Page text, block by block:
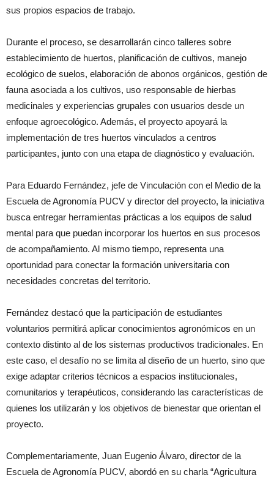
sus propios espacios de trabajo.
Durante el proceso, se desarrollarán cinco talleres sobre
establecimiento de huertos, planificación de cultivos, manejo
ecológico de suelos, elaboración de abonos orgánicos, gestión de
fauna asociada a los cultivos, uso responsable de hierbas
medicinales y experiencias grupales con usuarios desde un
enfoque agroecológico. Además, el proyecto apoyará la
implementación de tres huertos vinculados a centros
participantes, junto con una etapa de diagnóstico y evaluación.
Para Eduardo Fernández, jefe de Vinculación con el Medio de la
Escuela de Agronomía PUCV y director del proyecto, la iniciativa
busca entregar herramientas prácticas a los equipos de salud
mental para que puedan incorporar los huertos en sus procesos
de acompañamiento. Al mismo tiempo, representa una
oportunidad para conectar la formación universitaria con
necesidades concretas del territorio.
Fernández destacó que la participación de estudiantes
voluntarios permitirá aplicar conocimientos agronómicos en un
contexto distinto al de los sistemas productivos tradicionales. En
este caso, el desafío no se limita al diseño de un huerto, sino que
exige adaptar criterios técnicos a espacios institucionales,
comunitarios y terapéuticos, considerando las características de
quienes los utilizarán y los objetivos de bienestar que orientan el
proyecto.
Complementariamente, Juan Eugenio Álvaro, director de la
Escuela de Agronomía PUCV, abordó en su charla “Agricultura